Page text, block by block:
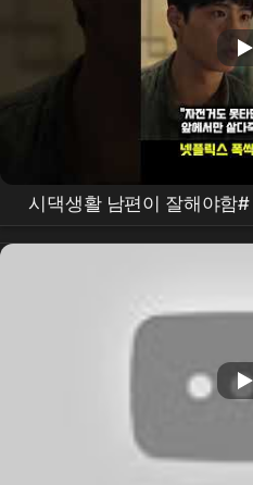
시댁생활 남편이 잘해야함#
박보검 #